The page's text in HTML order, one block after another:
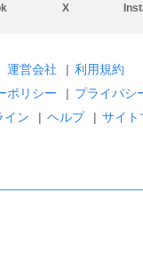
X
運営会社 | 利用規約
ポリシー
| プライバシ
イン
| ヘルプ | サイト